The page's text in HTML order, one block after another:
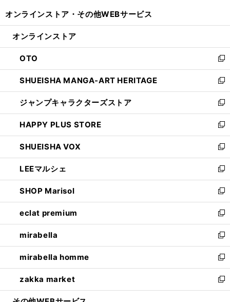
開
ン
ウ
で
開
く
ウ
ン
ド
ウ
で
開
く
オンラインストア・ その他WEBサービス
オンラインストア
OTO
新
し
い
ウ
ィ
ン
ド
ウ
で
開
く
SHUEISHA MANGA-ART HERITAGE
新
し
い
ウ
ィ
ン
ド
ウ
で
開
く
ジャンプキャラクターズストア
新
し
い
ウ
ィ
ン
ド
ウ
で
開
く
HAPPY PLUS STORE
新
し
い
ウ
ィ
ン
ド
ウ
で
開
く
SHUEISHA VOX
新
し
い
ウ
ィ
ン
ド
ウ
で
開
く
LEEマルシェ
新
し
い
ウ
ィ
ン
ド
ウ
で
開
く
SHOP Marisol
新
し
い
ウ
ィ
ン
ド
ウ
で
開
eclat premium
新
し
い
ウ
ィ
ン
ド
ウ
mirabella
新
し
い
ウ
ィ
ン
mirabella homme
新
し
い
ウ
zakka market
新
し